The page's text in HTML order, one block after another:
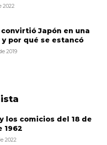
2022
convirtió Japón en una
por qué se estancó
2019
los comicios del 18 de
1962
2022